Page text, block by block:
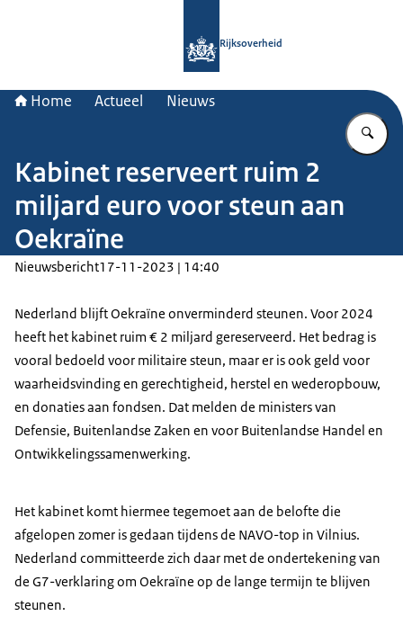
Rijksoverheid
Home Actueel Nieuws
Kabinet reserveert ruim 2
miljard euro voor steun aan
Oekraïne
Nieuwsbericht17-11-2023 | 14:40
Nederland blijft Oekraïne onverminderd steunen. Voor 2024
heeft het kabinet ruim € 2 miljard gereserveerd. Het bedrag is
vooral bedoeld voor militaire steun, maar er is ook geld voor
waarheidsvinding en gerechtigheid, herstel en wederopbouw,
en donaties aan fondsen. Dat melden de ministers van
Defensie, Buitenlandse Zaken en voor Buitenlandse Handel en
Ontwikkelingssamenwerking.
Het kabinet komt hiermee tegemoet aan de belofte die
afgelopen zomer is gedaan tijdens de NAVO-top in Vilnius.
Nederland committeerde zich daar met de ondertekening van
de G7-verklaring om Oekraïne op de lange termijn te blijven
steunen.